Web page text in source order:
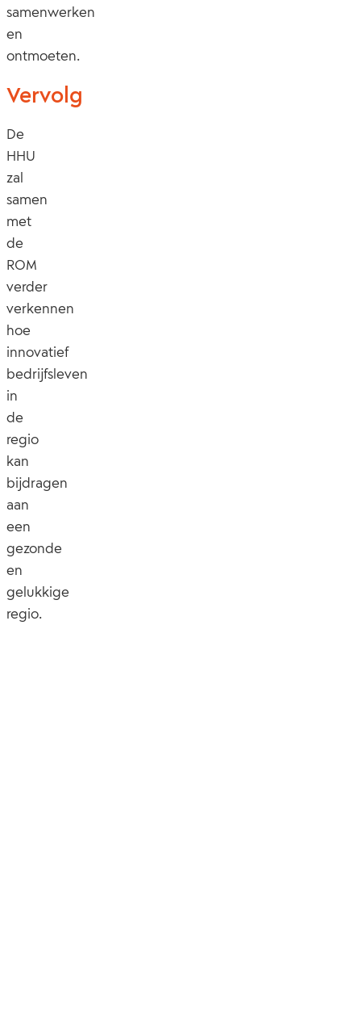
samenwerken
en
ontmoeten.
Vervolg
De
HHU
zal
samen
met
de
ROM
verder
verkennen
hoe
innovatief
bedrijfsleven
in
de
regio
kan
bijdragen
aan
een
gezonde
en
gelukkige
regio.